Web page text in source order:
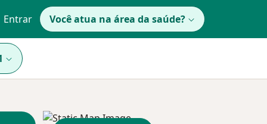
Entrar Você atua na área da saúde?